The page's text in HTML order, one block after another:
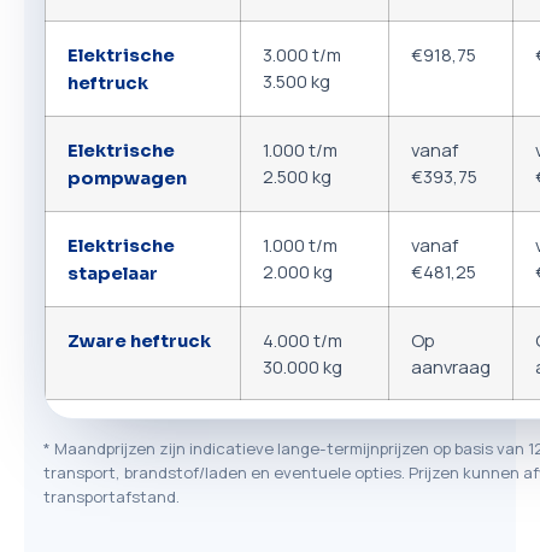
Elektrische
heftruck
3.000 t/m
3.500 kg
€918,75
Elektrische
pompwagen
1.000 t/m
2.500 kg
vanaf
€393,75
Elektrische
stapelaar
1.000 t/m
2.000 kg
vanaf
€481,25
Zware heftruck
4.000 t/m
30.000 kg
Op
aanvraag
* Maandprijzen zijn indicatieve lange-termijnprijzen op basis van
transport, brandstof/laden en eventuele opties. Prijzen kunnen
transportafstand.